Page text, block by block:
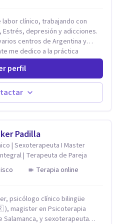
labor clínico, trabajando con
adicciones.
centros de Argentina y
me dedico a la práctica
conductuales basadas en
resultados. Los
centrados en brindar
el cambio, que permitan
y estrategias basadas en la
perfil
Padilla
| Sexoterapeuta I Master
| Terapeuta de Pareja
Terapia online
psicólogo clínico bilingüe
magister en Psicoterapia
Salamanca, y sexoterapeuta